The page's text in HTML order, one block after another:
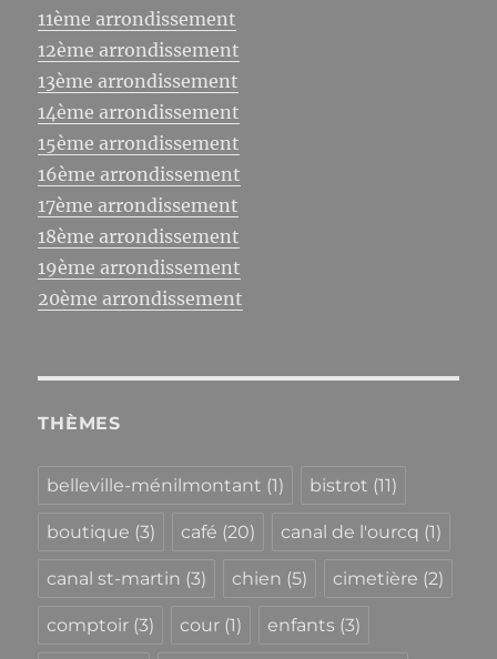
11ème arrondissement
12ème arrondissement
13ème arrondissement
14ème arrondissement
15ème arrondissement
16ème arrondissement
17ème arrondissement
18ème arrondissement
19ème arrondissement
20ème arrondissement
THÈMES
belleville-ménilmontant (1) bistrot (11)
boutique (3) café (20) canal de l'ourcq (1)
canal st-martin (3) chien (5) cimetière (2)
comptoir (3) cour (1) enfants (3)